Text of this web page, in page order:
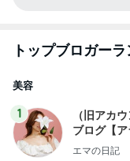
トップブロガー
美容
1
（旧アカ
ブログ【
社売却セカ
エマの日記